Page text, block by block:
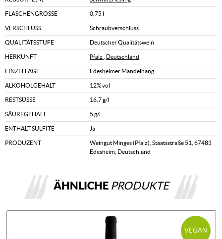
FLASCHENGRÖSSE 0,75 l
VERSCHLUSS Schraubverschluss
QUALITÄTSSTUFE Deutscher Qualitätswein
HERKUNFT Pfalz Deutschland
EINZELLAGE Edesheimer Mandelhang
ALKOHOLGEHALT 12% vol
RESTSÜSSE 16,7 g/l
SÄUREGEHALT 5 g/l
ENTHÄLT SULFITE Ja
PRODUZENT
Weingut Minges (Pfalz), Staatsstraße 51, 67483
Edesheim, Deutschland
ÄHNLICHE PRODUKTE
VEGAN